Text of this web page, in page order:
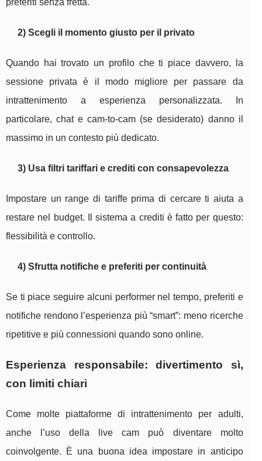
preferiti senza fretta.
2) Scegli il momento giusto per il privato
Quando hai trovato un profilo che ti piace davvero, la
sessione privata è il modo migliore per passare da
intrattenimento a esperienza personalizzata. In
particolare, chat e cam-to-cam (se desiderato) danno il
massimo in un contesto più dedicato.
3) Usa filtri tariffari e crediti con consapevolezza
Impostare un range di tariffe prima di cercare ti aiuta a
restare nel budget. Il sistema a crediti è fatto per questo:
flessibilità e controllo.
4) Sfrutta notifiche e preferiti per continuità
Se ti piace seguire alcuni performer nel tempo, preferiti e
notifiche rendono l’esperienza più “smart”: meno ricerche
ripetitive e più connessioni quando sono online.
Esperienza responsabile: divertimento sì,
con limiti chiari
Come molte piattaforme di intrattenimento per adulti,
anche l’uso della live cam può diventare molto
coinvolgente. È una buona idea impostare in anticipo